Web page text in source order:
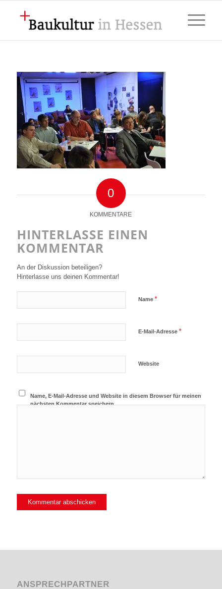
0
KOMMENTARE
HINTERLASSE EINEN
KOMMENTAR
An der Diskussion beteiligen?
Hinterlasse uns deinen Kommentar!
Name *
E-Mail-Adresse *
Website
Name, E-Mail-Adresse und Website in diesem Browser für meinen
nächsten Kommentar speichern.
ANSPRECHPARTNER